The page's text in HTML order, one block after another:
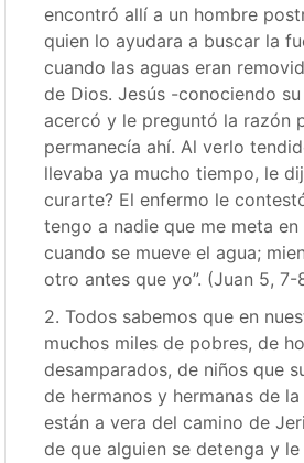
encontró allí a un hombre
quien lo ayudara a buscar la
cuando las aguas eran
de Dios. Jesús -conociendo
acercó y le preguntó la razón
permanecía ahí. Al verlo
llevaba ya mucho tiempo, le
curarte? El enfermo le
tengo a nadie que me meta en
cuando se mueve el agua;
otro antes que yo”. (Juan 5, 7-
2. Todos sabemos que en
muchos miles de pobres, de
desamparados, de niños que
de hermanos y hermanas de
están a vera del camino de
de que alguien se detenga y le